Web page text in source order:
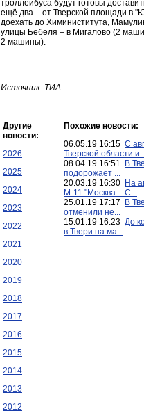
троллейбуса будут готовы
ещё два – от Тверской площади в
доехать до Химиниститута,
улицы Бебеля – в Мигалово (2
2 машины).
Источник: ТИА
Другие
новости:
2026
2025
2024
2023
2022
2021
2020
2019
2018
2017
2016
2015
2014
2013
2012
Похожие новости:
06.05.19 16:15 С
Тверской области
08.04.19 16:51
В
подорожает ...
20.03.19 16:30 На
М-11 "Москва – С...
25.01.19 17:17
В
отменили не...
15.01.19 16:23 До
в Твери на ма...